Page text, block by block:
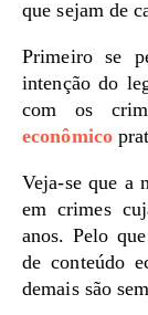
que sejam de
Primeiro se
intenção do
com os
econômico
Veja-se que a
em crimes
anos. Pelo
de conteúdo
demais são